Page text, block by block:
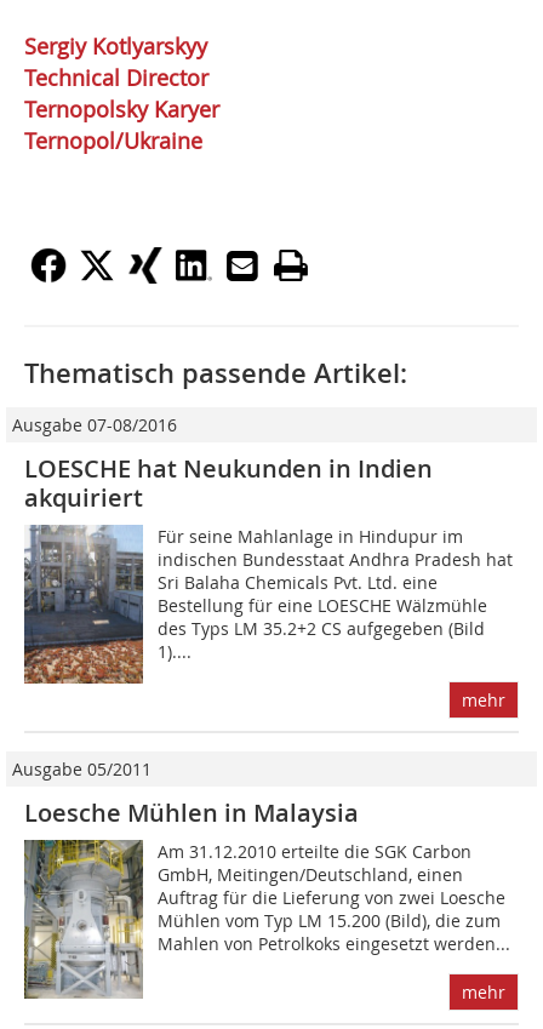
Sergiy Kotlyarskyy
Technical Director
Ternopolsky Karyer
Ternopol/Ukraine
Thematisch passende Artikel:
Ausgabe 07-08/2016
LOESCHE hat Neukunden in Indien
akquiriert
Für seine Mahlanlage in Hindupur im
indischen Bundesstaat Andhra Pradesh hat
Sri Balaha Chemicals Pvt. Ltd. eine
Bestellung für eine LOESCHE Wälzmühle
des Typs LM 35.2+2 CS aufgegeben (Bild
1)....
mehr
Ausgabe 05/2011
Loesche Mühlen in Malaysia
Am 31.12.2010 erteilte die SGK Carbon
GmbH, Meitingen/Deutschland, einen
Auftrag für die Lieferung von zwei Loesche
Mühlen vom Typ LM 15.200 (Bild), die zum
Mahlen von Petrolkoks eingesetzt werden...
mehr